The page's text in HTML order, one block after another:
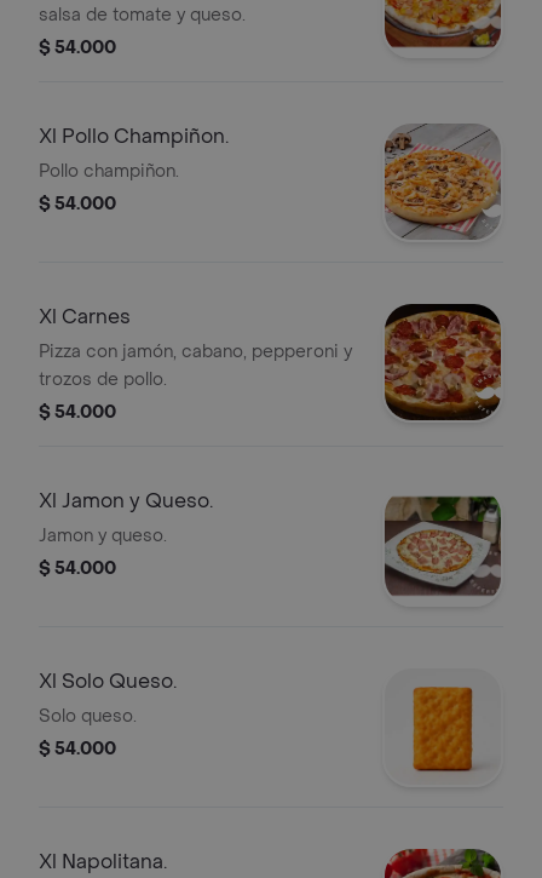
salsa de tomate y queso.
$ 54.000
Xl Pollo Champiñon.
Pollo champiñon.
$ 54.000
Xl Carnes
Pizza con jamón, cabano, pepperoni y
trozos de pollo.
$ 54.000
Xl Jamon y Queso.
Jamon y queso.
$ 54.000
Xl Solo Queso.
Solo queso.
$ 54.000
Xl Napolitana.